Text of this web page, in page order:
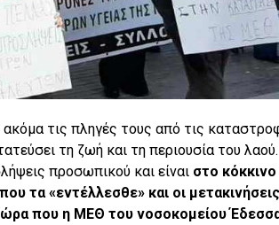
τις πληγές τους από τις
τη ζωή και τη περιουσία του
προσωπικού και είναι στο κόκκινο
τα «εντέλλεσθε» και οι μετακινήσεις
που η ΜΕΘ του νοσοκομείου